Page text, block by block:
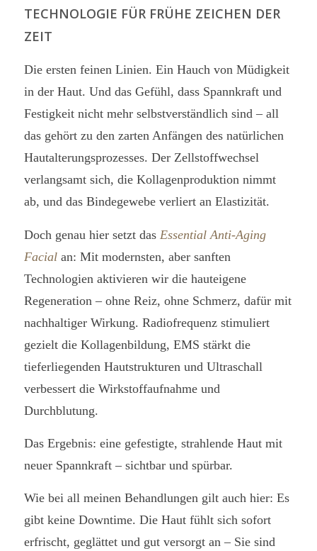
TECHNOLOGIE FÜR FRÜHE ZEICHEN DER
ZEIT
Die ersten feinen Linien. Ein Hauch von Müdigkeit
in der Haut. Und das Gefühl, dass Spannkraft und
Festigkeit nicht mehr selbstverständlich sind – all
das gehört zu den zarten Anfängen des natürlichen
Hautalterungsprozesses. Der Zellstoffwechsel
verlangsamt sich, die Kollagenproduktion nimmt
ab, und das Bindegewebe verliert an Elastizität.
Doch genau hier setzt das Essential Anti-Aging
Facialan: Mit modernsten, aber sanften
Technologien aktivieren wir die hauteigene
Regeneration – ohne Reiz, ohne Schmerz, dafür mit
nachhaltiger Wirkung. Radiofrequenz stimuliert
gezielt die Kollagenbildung, EMS stärkt die
tieferliegenden Hautstrukturen und Ultraschall
verbessert die Wirkstoffaufnahme und
Durchblutung.
Das Ergebnis: eine gefestigte, strahlende Haut mit
neuer Spannkraft – sichtbar und spürbar.
Wie bei all meinen Behandlungen gilt auch hier: Es
gibt keine Downtime. Die Haut fühlt sich sofort
erfrischt, geglättet und gut versorgt an – Sie sind